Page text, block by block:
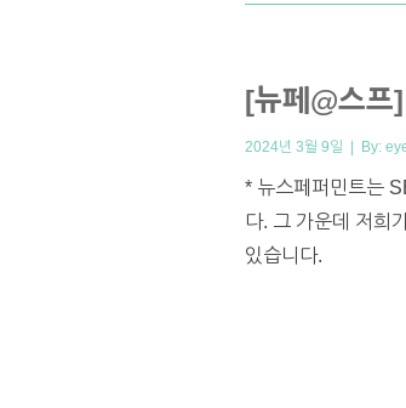
[뉴페@스프
2024년 3월 9일 | By:
* 뉴스페퍼민트는
다. 그 가운데 저희
있습니다.